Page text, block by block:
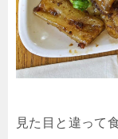
見た目と違って